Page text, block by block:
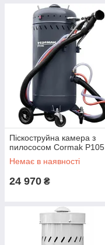
Піскоструйна камера з
пилососом Cormak P105
Немає в наявності
24 970 ₴